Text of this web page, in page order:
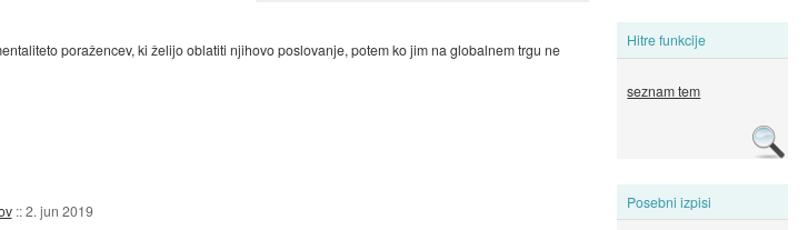
Hitre funkcije
seznam tem
Posebni izpisi
poražencev, ki želijo oblatiti njihovo poslovanje, potem ko jim na globalnem trgu ne
::2. jun 2019